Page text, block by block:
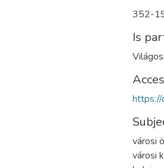
352-
Is
https://
városi
városi